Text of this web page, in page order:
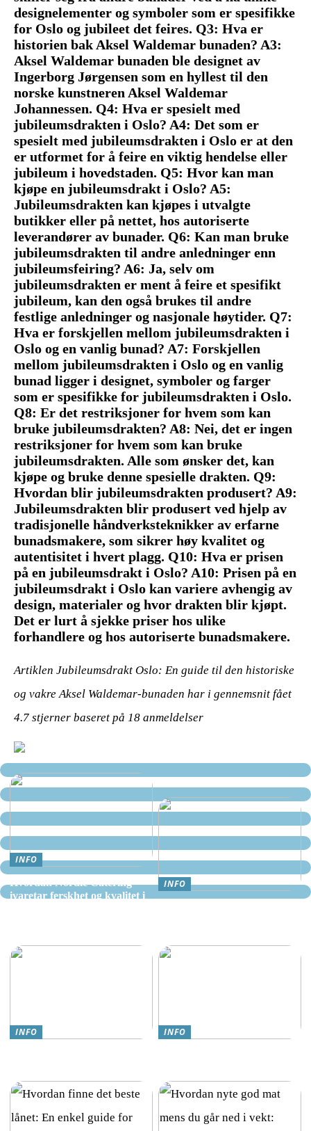
designelementer og symboler som er spesifikke
for Oslo og jubileet det feires. Q3: Hva er
historien bak Aksel Waldemar bunaden? A3:
Aksel Waldemar bunaden ble designet av
Ingerborg Jørgensen som en hyllest til den
norske kunstneren Aksel Waldemar
Johannessen. Q4: Hva er spesielt med
jubileumsdrakten i Oslo? A4: Det som er
spesielt med jubileumsdrakten i Oslo er at den
er utformet for å feire en viktig hendelse eller
jubileum i hovedstaden. Q5: Hvor kan man
kjøpe en jubileumsdrakt i Oslo? A5:
Jubileumsdrakten kan kjøpes i utvalgte
butikker eller på nettet, hos autoriserte
leverandører av bunader. Q6: Kan man bruke
jubileumsdrakten til andre anledninger enn
jubileumsfeiring? A6: Ja, selv om
jubileumsdrakten er ment å feire et spesifikt
jubileum, kan den også brukes til andre
festlige anledninger og nasjonale høytider. Q7:
Hva er forskjellen mellom jubileumsdrakten i
Oslo og en vanlig bunad? A7: Forskjellen
mellom jubileumsdrakten i Oslo og en vanlig
bunad ligger i designet, symboler og farger
som er spesifikke for jubileumsdrakten i Oslo.
Q8: Er det restriksjoner for hvem som kan
bruke jubileumsdrakten? A8: Nei, det er ingen
restriksjoner for hvem som kan bruke
jubileumsdrakten. Alle som ønsker det, kan
kjøpe og bruke denne spesielle drakten. Q9:
Hvordan blir jubileumsdrakten produsert? A9:
Jubileumsdrakten blir produsert ved hjelp av
tradisjonelle håndverksteknikker av erfarne
bunadsmakere, som sikrer høy kvalitet og
autentisitet i hvert plagg. Q10: Hva er prisen
på en jubileumsdrakt i Oslo? A10: Prisen på en
jubileumsdrakt i Oslo kan variere avhengig av
design, materialer og hvor drakten blir kjøpt.
Det er lurt å sjekke priser hos ulike
forhandlere og hos autoriserte bunadsmakere.
Artiklen Jubileumsdrakt Oslo: En guide til den historiske
og vakre Aksel Waldemar-bunaden har i gennemsnit fået
4.7 stjerner baseret på 18 anmeldelser
INFO
Hvordan Nordic Catering
ivaretar ferskhet og kvalitet i
INFO
INFO
INFO